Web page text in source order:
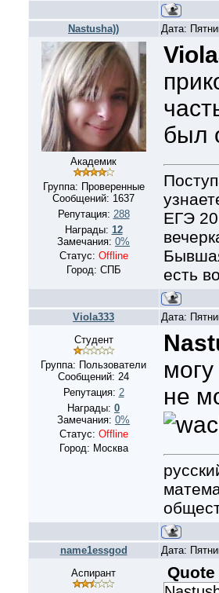
Nastusha)) Дата:
Академик
Группа: Проверенные
Сообщений: 1637
Репутация: 288
Награды: 12
Замечания: 0%
Статус: Offline
Город: СПБ
был
ЕГЭ
есть
Viola333
Дата:
Студент
Группа: Пользователи
Сообщений: 24
Репутация: 2
Награды: 0
Замечания: 0%
Статус: Offline
Город: Москва
не
name1essgod
Дата:
Аспирант
Quote